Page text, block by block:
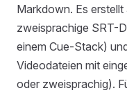
Markdown. Es
zweisprachige SRT-
einem Cue-Stack)
Videodateien mit
oder zweisprachig).